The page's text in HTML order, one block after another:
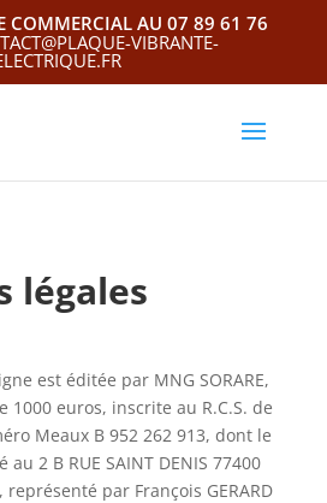
COMMERCIAL AU 07 89 61 76
VIBRANTE-
légales
est éditée par MNG SORARE,
1000 euros, inscrite au R.C.S. de
Meaux B 952 262 913, dont le
2 B RUE SAINT DENIS 77400
représenté par François GERARD